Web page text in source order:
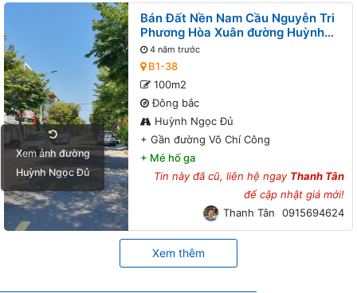
Xem ảnh đường
Huỳnh Ngọc Đủ
Bán Đất Nền Nam Cầu Nguyễn Tri
Phương Hòa Xuân đường Huỳnh
Ngọc Đủ B1-38 lô 7x - Gần đường
Võ Chí Công
4 năm trước
B1-38
100m2
Đông bắc
Huỳnh Ngọc Đủ
+ Gần đường Võ Chí Công
+ Mé hố ga
Tin này đã cũ, liên hệ ngay Thanh Tân
để cập nhật giá mới!
Thanh Tân
0915694624
Xem thêm